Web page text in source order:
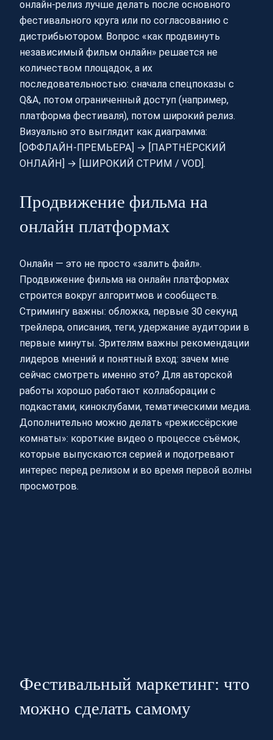
онлайн‑релиз лучше делать после основного
фестивального круга или по согласованию с
дистрибьютором. Вопрос «как продвинуть
независимый фильм онлайн» решается не
количеством площадок, а их
последовательностью: сначала спецпоказы с
Q&A, потом ограниченный доступ (например,
платформа фестиваля), потом широкий релиз.
Визуально это выглядит как диаграмма:
[ОФФЛАЙН-ПРЕМЬЕРА] → [ПАРТНЁРСКИЙ
ОНЛАЙН] → [ШИРОКИЙ СТРИМ / VOD].
Продвижение фильма на
онлайн платформах
Онлайн — это не просто «залить файл».
Продвижение фильма на онлайн платформах
строится вокруг алгоритмов и сообществ.
Стримингу важны: обложка, первые 30 секунд
трейлера, описания, теги, удержание аудитории в
первые минуты. Зрителям важны рекомендации
лидеров мнений и понятный вход: зачем мне
сейчас смотреть именно это? Для авторской
работы хорошо работают коллаборации с
подкастами, киноклубами, тематическими медиа.
Дополнительно можно делать «режиссёрские
комнаты»: короткие видео о процессе съёмок,
которые выпускаются серией и подогревают
интерес перед релизом и во время первой волны
просмотров.
Фестивальный маркетинг: что
можно сделать самому